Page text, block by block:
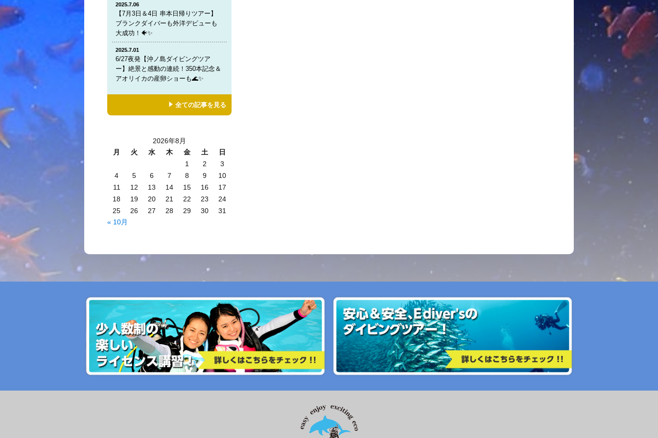
2025.7.06
【7月3日＆4日 串本日帰りツアー】
ブランクダイバーも外洋デビューも
大成功！🐠✨
2025.7.01
6/27夜発【沖ノ島ダイビングツア
ー】絶景と感動の連続！350本記念＆
アオリイカの産卵ショーも🌊✨
全ての記事を見る
2026年8月
月
火 水 木 金 土
日
1
2
3
4
5 6 7 8 9
10
11
12 13 14 15 16
17
18
19 20 21 22 23
24
25
26 27 28 29 30
31
« 10月